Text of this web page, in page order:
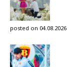
posted on 04.08.2026